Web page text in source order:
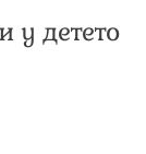
у детето